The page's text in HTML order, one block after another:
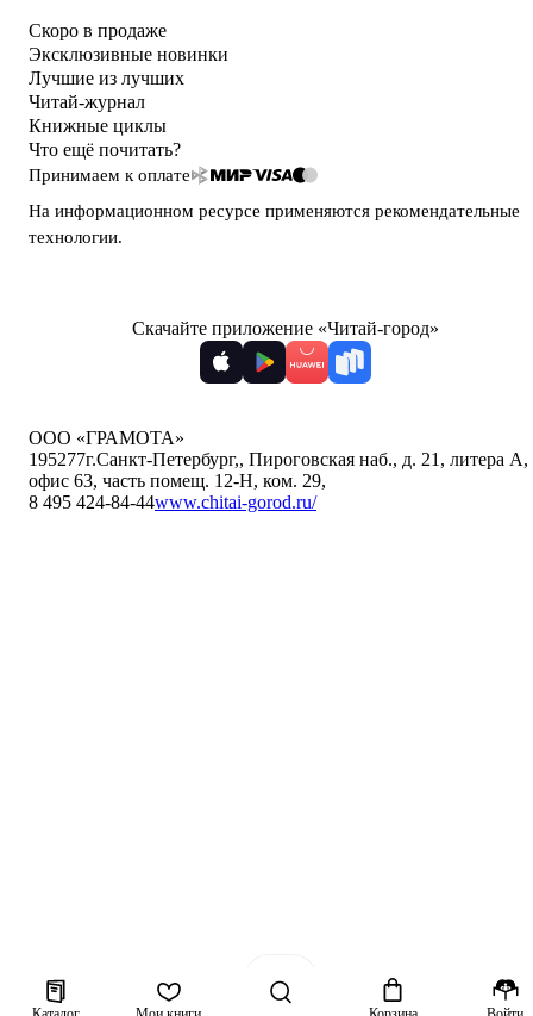
Скоро в продаже
Эксклюзивные новинки
Лучшие из лучших
Читай-журнал
Книжные циклы
Что ещё почитать?
Принимаем к оплате
На информационном ресурсе применяются рекомендательные
технологии.
Скачайте приложение «Читай-город»
ООО «ГРАМОТА»
195277г.Санкт-Петербург,, Пироговская наб., д. 21, литера А,
офис 63, часть помещ. 12-Н, ком. 29,
8 495 424-84-44www.chitai-gorod.ru/